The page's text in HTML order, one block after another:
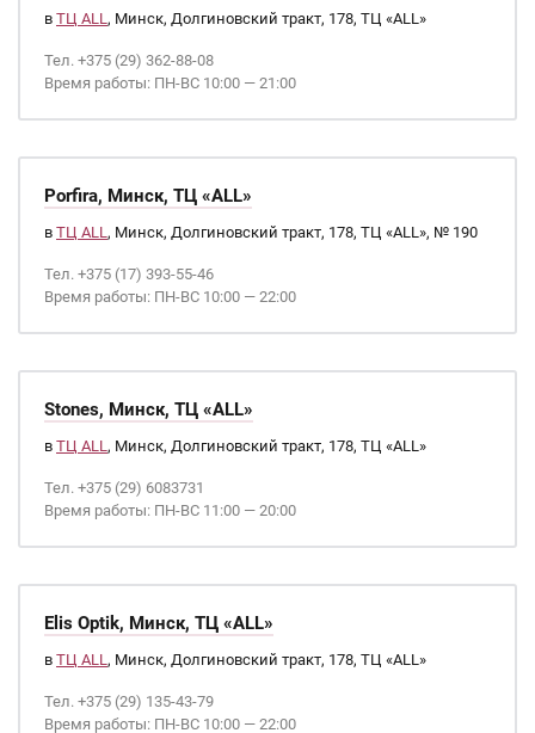
в ТЦ ALL, Минск, Долгиновский тракт, 178, ТЦ «ALL»
Тел. +375 (29) 362-88-08
Время работы: ПН-ВС 10:00 — 21:00
Porfira, Минск, ТЦ «ALL»
в ТЦ ALL, Минск, Долгиновский тракт, 178, ТЦ «ALL», № 190
Тел. +375 (17) 393-55-46
Время работы: ПН-ВС 10:00 — 22:00
Stones, Минск, ТЦ «ALL»
в ТЦ ALL, Минск, Долгиновский тракт, 178, ТЦ «ALL»
Тел. +375 (29) 6083731
Время работы: ПН-ВС 11:00 — 20:00
Elis Optik, Минск, ТЦ «ALL»
в ТЦ ALL, Минск, Долгиновский тракт, 178, ТЦ «ALL»
Тел. +375 (29) 135-43-79
Время работы: ПН-ВС 10:00 — 22:00